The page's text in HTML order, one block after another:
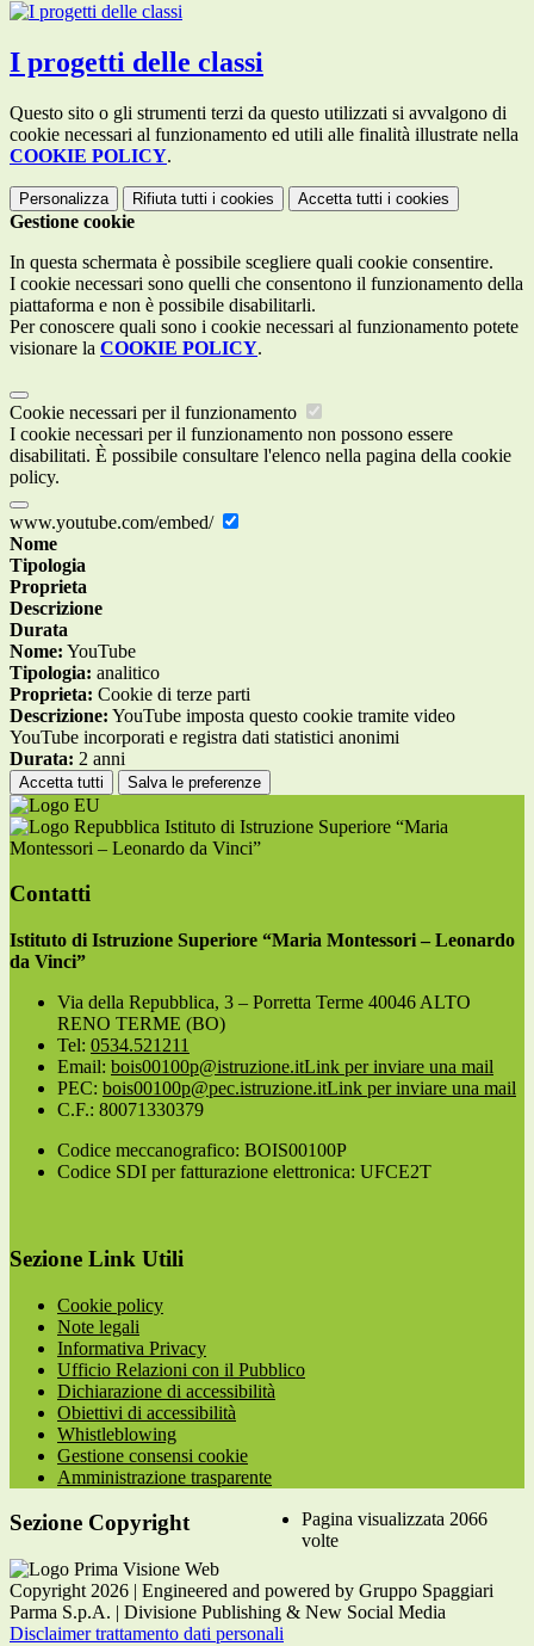
I progetti delle classi
Questo sito o gli strumenti terzi da questo utilizzati si avvalgono di
cookie necessari al funzionamento ed utili alle finalità illustrate nella
COOKIE POLICY.
Personalizza Rifiuta tutti i cookies Accetta tutti i cookies
Gestione cookie
In questa schermata è possibile scegliere quali cookie consentire.
I cookie necessari sono quelli che consentono il funzionamento della
piattaforma e non è possibile disabilitarli.
Per conoscere quali sono i cookie necessari al funzionamento potete
visionare la COOKIE POLICY.
Cookie necessari per il funzionamento
I cookie necessari per il funzionamento non possono essere
disabilitati. È possibile consultare l'elenco nella pagina della cookie
policy.
www.youtube.com/embed/
Nome
Tipologia
Proprieta
Descrizione
Durata
Nome: YouTube
Tipologia: analitico
Proprieta: Cookie di terze parti
Descrizione: YouTube imposta questo cookie tramite video
YouTube incorporati e registra dati statistici anonimi
Durata: 2 anni
Accetta tutti Salva le preferenze
Istituto di Istruzione Superiore “Maria
Montessori – Leonardo da Vinci”
Contatti
Istituto di Istruzione Superiore “Maria Montessori – Leonardo
da Vinci”
Via della Repubblica, 3 – Porretta Terme 40046 ALTO
RENO TERME (BO)
Tel: 0534.521211
Email: bois00100p@istruzione.itLink per inviare una mail
PEC: bois00100p@pec.istruzione.itLink per inviare una mail
C.F.: 80071330379
Codice meccanografico: BOIS00100P
Codice SDI per fatturazione elettronica: UFCE2T
Sezione Link Utili
Cookie policy
Note legali
Informativa Privacy
Ufficio Relazioni con il Pubblico
Dichiarazione di accessibilità
Obiettivi di accessibilità
Whistleblowing
Gestione consensi cookie
Amministrazione trasparente
Pagina visualizzata 2066
volte
Sezione Copyright
Copyright 2026 | Engineered and powered by Gruppo Spaggiari
Parma S.p.A. | Divisione Publishing & New Social Media
Disclaimer trattamento dati personali